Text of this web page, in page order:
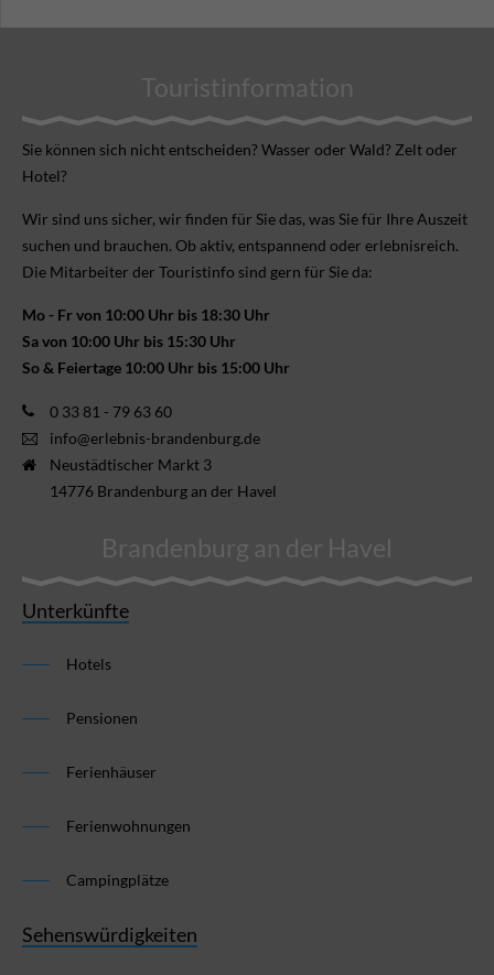
Touristinformation
Sie können sich nicht ent­scheiden? Wasser oder Wald? Zelt oder
Hotel?
Wir sind uns sicher, wir finden für Sie das, was Sie für Ihre Aus­zeit
suchen und brauchen. Ob aktiv, ent­spannend oder erlebnis­reich.
Die Mitarbeiter der Touristinfo sind gern für Sie da:
Mo - Fr von 10:00 Uhr bis 18:30 Uhr
Sa von 10:00 Uhr bis 15:30 Uhr
So & Feiertage 10:00 Uhr bis 15:00 Uhr
0 33 81 - 79 63 60
info@erlebnis-brandenburg.de
Neustädtischer Markt 3
14776 Brandenburg an der Havel
Brandenburg an der Havel
Unterkünfte
Hotels
Pensionen
Ferienhäuser
Ferienwohnungen
Campingplätze
Sehenswürdigkeiten